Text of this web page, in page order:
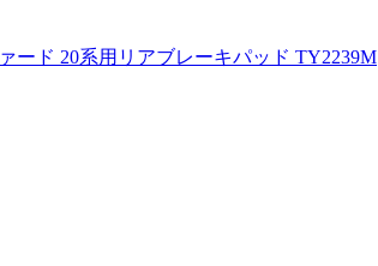
ード 20系用リアブレーキパッド TY2239M